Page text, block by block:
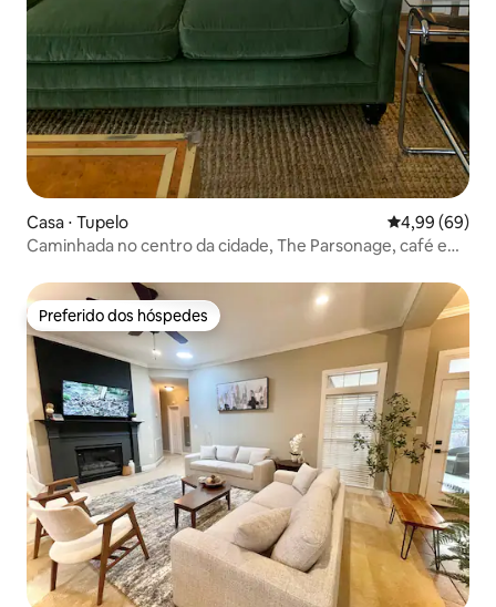
Casa ⋅ Tupelo 4,99 de uma
4,99 (69)
Caminhada no centro da cidade, The Parsonage, café e
Preferido dos hóspedes
Preferido dos hóspedes